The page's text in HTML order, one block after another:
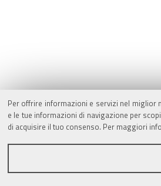
Per offrire informazioni e servizi nel
e le tue informazioni di navigazione per
di acquisire il tuo consenso. Per maggiori